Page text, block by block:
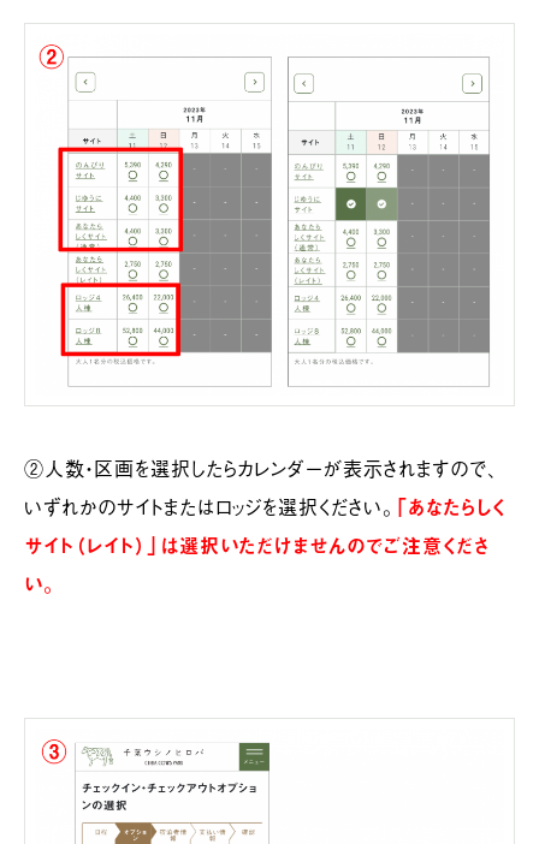
②人数・区画を選択したらカレンダーが表示されますので、
いずれかのサイトまたはロッジを選択ください。 「あなたらしく
サイト（レイト）」は選択いただけませんのでご注意くださ
い。